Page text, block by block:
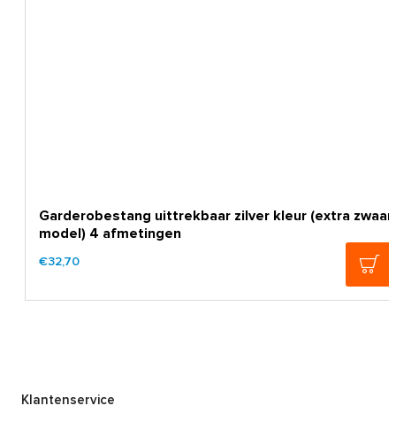
Garderobestang uittrekbaar zilver kleur (extra zwaar
model) 4 afmetingen
€32,70
Klantenservice